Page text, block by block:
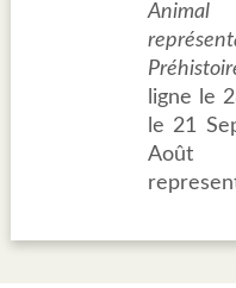
ligne le
le 21
Août